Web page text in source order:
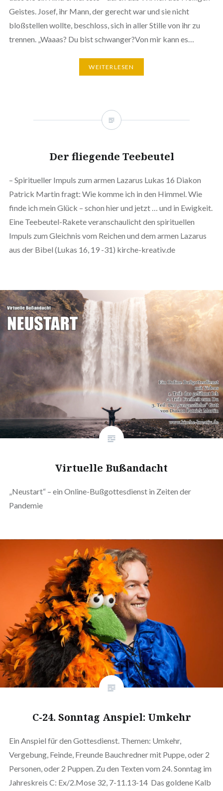
Geistes. Josef, ihr Mann, der gerecht war und sie nicht
bloßstellen wollte, beschloss, sich in aller Stille von ihr zu
trennen. „Waaas? Du bist schwanger?Von mir kann es…
WEITERLESEN
Der fliegende Teebeutel
– Spiritueller Impuls zum armen Lazarus Lukas 16 Diakon
Patrick Martin fragt: Wie komme ich in den Himmel. Wie
finde ich mein Glück – schon hier und jetzt … und in Ewigkeit.
Eine Teebeutel-Rakete veranschaulicht den spirituellen
Impuls zum Gleichnis vom Reichen und dem armen Lazarus
aus der Bibel (Lukas 16, 19 -31) kirche-kreativ.de
Virtuelle Bußandacht
„Neustart“ – ein Online-Bußgottesdienst in Zeiten der
Pandemie
C-24. Sonntag Anspiel: Umkehr
Ein Anspiel für den Gottesdienst. Themen: Umkehr,
Vergebung, Feinde, Freunde Bauchredner mit Puppe, oder 2
Personen, oder 2 Puppen. Zu den Texten vom 24. Sonntag im
Jahreskreis C: Ex/2.Mose 32, 7-11.13-14 Das goldene Kalb